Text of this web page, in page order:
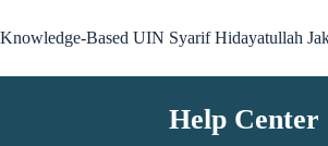
Knowledge-Based UIN Syarif Hidayatullah
Help Center